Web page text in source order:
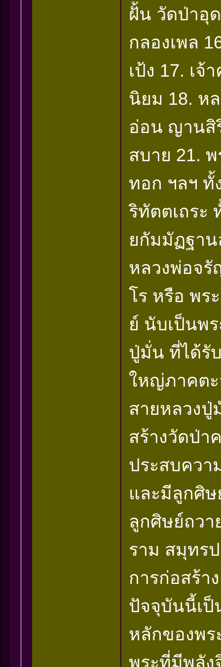
ฝั้น วัดป่าอุ
กลองเพล
เป้ง 17. เ
นิยม 18. ห
อ่อน ญานสิ
สบาย 21.
ทอก ฯลฯ ทั้
ริทัตตเถระ
ยกัมมัฏฐาน
หลวงพ่อจ
โร หรือ พร
ย์ นับเป็นพ
ปู่มั่น ที่ได้รั
ใหญ่ภาคตะ
สายหลวงปู่
สร้างวัดป่า
ประสบควา
และมีลูกศิษ
ลูกศิษย์ถวา
ราม สมุทร
การก่อสร้า
ปัจจุบันนี้เป็
หลักของพร
พระที่มีพลัง